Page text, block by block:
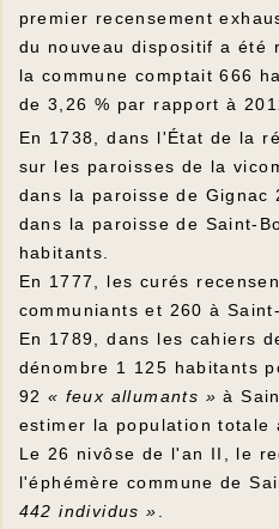
premier recensement
du nouveau dispositif a été
la commune comptait 666
de 3,26 % par rapport à
En 1738, dans l'État de la
sur les paroisses de la
dans la paroisse de Gignac
dans la paroisse de Saint-
habitants.
En 1777, les curés
communiants et 260 à Saint-
En 1789, dans les cahiers
dénombre 1 125 habitants
92 « feux allumants »à
estimer la population totale
Le 26 nivôse de l'an II, le
l'éphémère commune de
442 individus »